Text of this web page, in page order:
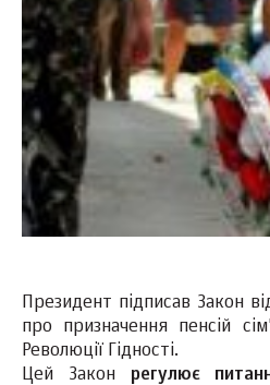
Президент підписав Закон
про призначення пенсій
Революції Гідності.
Цей Закон регулює